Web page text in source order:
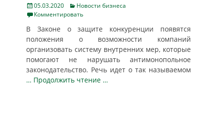
Posted
on
05.03.2020 Categories
Новости бизнеса
Комментировать
В Законе о защите конкуренции появятся
положения о возможности компаний
организовать систему внутренних мер, которые
помогают не нарушать антимонопольное
законодательство. Речь идет о так называемом
… Продолжить чтение …